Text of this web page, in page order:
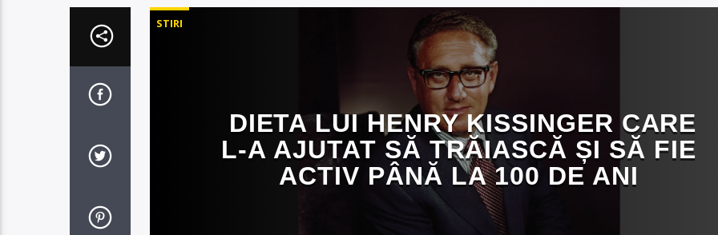
STIRI
DIETA LUI HENRY KISSINGER CARE
L-A AJUTAT SĂ TRĂIASCĂ ȘI SĂ FIE
ACTIV PÂNĂ LA 100 DE ANI